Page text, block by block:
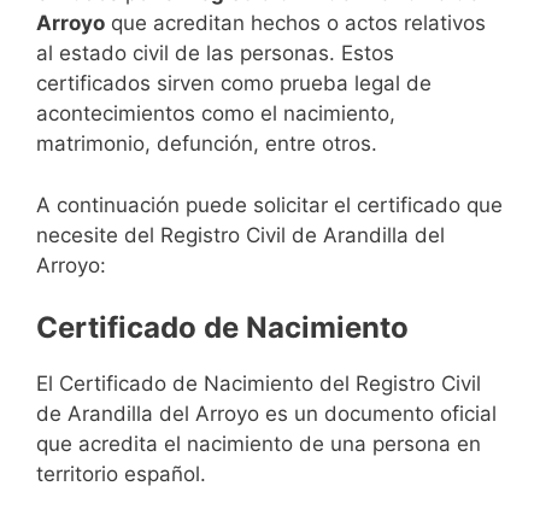
Arroyo que acreditan hechos o actos relativos
al estado civil de las personas. Estos
certificados sirven como prueba legal de
acontecimientos como el nacimiento,
matrimonio, defunción, entre otros.
A continuación puede solicitar el certificado que
necesite del Registro Civil de Arandilla del
Arroyo:
Certificado de Nacimiento
El Certificado de Nacimiento del Registro Civil
de Arandilla del Arroyo es un documento oficial
que acredita el nacimiento de una persona en
territorio español.